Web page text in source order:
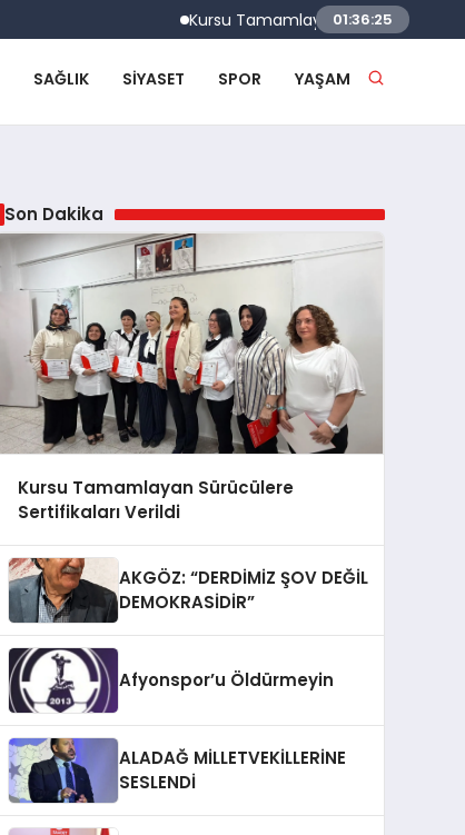
Kursu Tamamlayan Sürücülere
01:36:26
SAĞLIK SIYASET SPOR YAŞAM
Son Dakika
Kursu Tamamlayan Sürücülere
Sertifikaları Verildi
AKGÖZ: “DERDİMİZ ŞOV DEĞİL
DEMOKRASİDİR”
Afyonspor’u Öldürmeyin
ALADAĞ MİLLETVEKİLLERİNE
SESLENDİ